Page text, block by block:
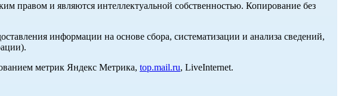
правом и являются интеллектуальной собственностью. Копирование без
информации на основе сбора, систематизации и анализа сведений,
метрик Яндекс Метрика, top.mail.ru, LiveInternet.